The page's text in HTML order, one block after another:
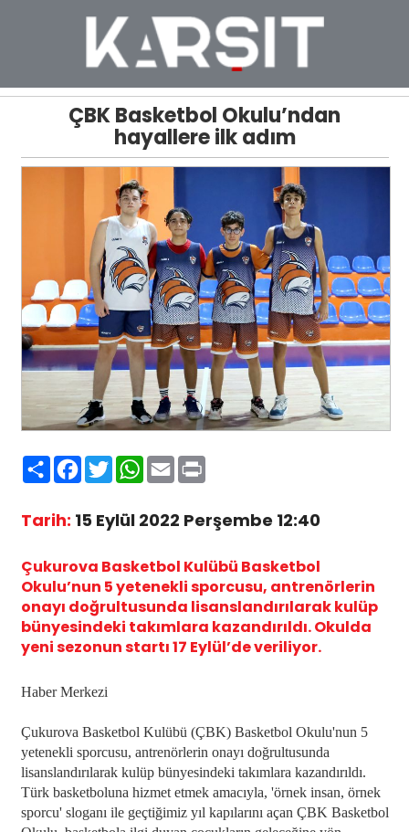
ÇBK Basketbol Okulu’ndan
hayallere ilk adım
PaylaşFacebook
TwitterWhatsApp
EmailPrint
Tarih: 15 Eylül 2022 Perşembe 12:40
Çukurova Basketbol Kulübü Basketbol
Okulu’nun 5 yetenekli sporcusu, antrenörlerin
onayı doğrultusunda lisanslandırılarak kulüp
bünyesindeki takımlara kazandırıldı. Okulda
yeni sezonun startı 17 Eylül’de veriliyor.
Haber Merkezi
Çukurova Basketbol Kulübü (ÇBK) Basketbol Okulu'nun 5
yetenekli sporcusu, antrenörlerin onayı doğrultusunda
lisanslandırılarak kulüp bünyesindeki takımlara kazandırıldı.
Türk basketboluna hizmet etmek amacıyla, 'örnek insan, örnek
sporcu' sloganı ile geçtiğimiz yıl kapılarını açan ÇBK Basketbol